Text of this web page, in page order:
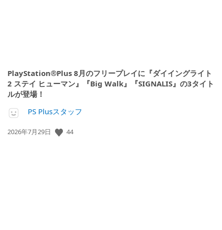
PlayStation®Plus 8月のフリープレイに『ダイイングライト
2 ステイ ヒューマン』『Big Walk』『SIGNALIS』の3タイト
ルが登場！
PS Plusスタッフ
公
2026年7月29日 44